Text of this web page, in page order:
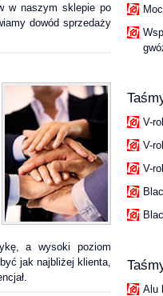
V-
V-
V-
Alu
w naszym sklepie po
dowód sprzedaży
a wysoki poziom
jak najbliżej klienta,